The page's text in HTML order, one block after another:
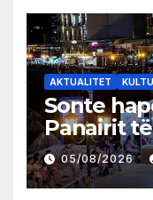
AKTUALITET
Sonte
Panairit
05/08/2026